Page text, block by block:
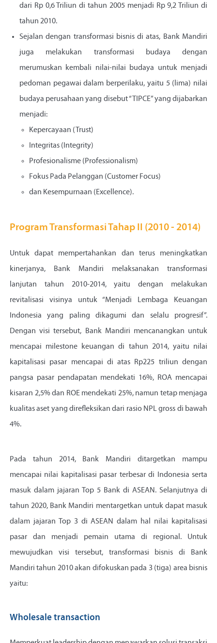
dari Rp 0,6 Triliun di tahun 2005 menjadi Rp 9,2 Triliun di
tahun 2010.
Sejalan dengan transformasi bisnis di atas, Bank Mandiri
juga melakukan transformasi budaya dengan
merumuskan kembali nilai-nilai budaya untuk menjadi
pedoman pegawai dalam berperilaku, yaitu 5 (lima) nilai
budaya perusahaan yang disebut “TIPCE” yang dijabarkan
menjadi:
Kepercayaan (Trust)
Integritas (Integrity)
Profesionalisme (Professionalism)
Fokus Pada Pelanggan (Customer Focus)
dan Kesempurnaan (Excellence).
Program Transformasi Tahap II (2010 - 2014)
Untuk dapat mempertahankan dan terus meningkatkan
kinerjanya, Bank Mandiri melaksanakan transformasi
lanjutan tahun 2010-2014, yaitu dengan melakukan
revitalisasi visinya untuk “Menjadi Lembaga Keuangan
Indonesia yang paling dikagumi dan selalu progresif”.
Dengan visi tersebut, Bank Mandiri mencanangkan untuk
mencapai milestone keuangan di tahun 2014, yaitu nilai
kapitalisasi pasar mencapai di atas Rp225 triliun dengan
pangsa pasar pendapatan mendekati 16%, ROA mencapai
kisaran 2,5% dan ROE mendekati 25%, namun tetap menjaga
kualitas aset yang direfleksikan dari rasio NPL gross di bawah
4%.
Pada tahun 2014, Bank Mandiri ditargetkan mampu
mencapai nilai kapitalisasi pasar terbesar di Indonesia serta
masuk dalam jajaran Top 5 Bank di ASEAN. Selanjutnya di
tahun 2020, Bank Mandiri mentargetkan untuk dapat masuk
dalam jajaran Top 3 di ASEAN dalam hal nilai kapitalisasi
pasar dan menjadi pemain utama di regional. Untuk
mewujudkan visi tersebut, transformasi bisnis di Bank
Mandiri tahun 2010 akan difokuskan pada 3 (tiga) area bisnis
yaitu:
Wholesale transaction